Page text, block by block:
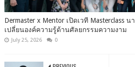
Dermaster x Mentor เปิดเวที Masterclass
เปลี่ยนองค์ความรู้ด้านศัลยกรรมความงาม
July 25, 2026 0